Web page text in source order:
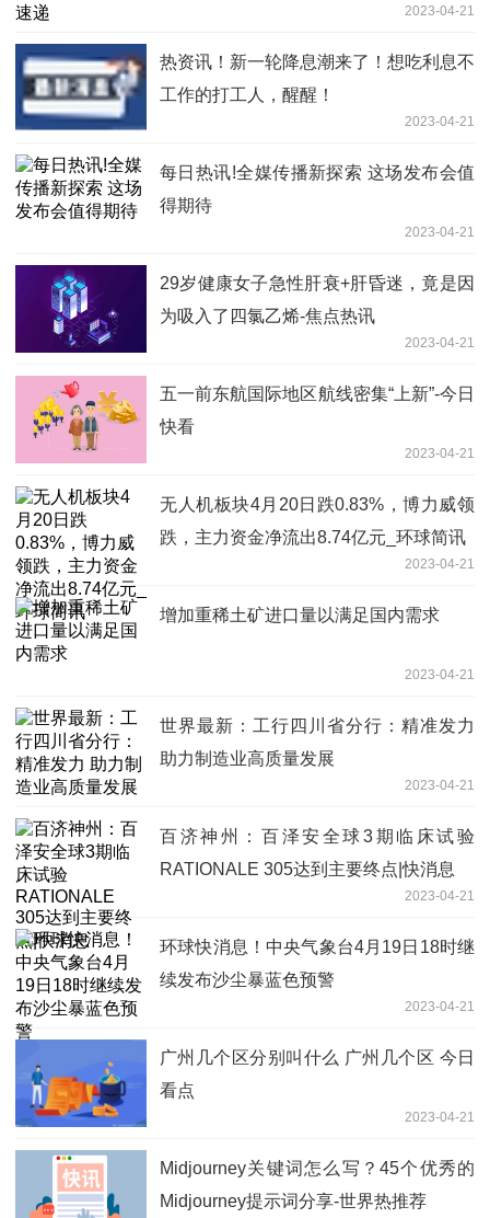
2023-04-21
热资讯！新一轮降息潮来了！想吃利息不
工作的打工人，醒醒！
2023-04-21
每日热讯!全媒传播新探索 这场发布会值
得期待
2023-04-21
29岁健康女子急性肝衰+肝昏迷，竟是因
为吸入了四氯乙烯-焦点热讯
2023-04-21
五一前东航国际地区航线密集“上新”-今日
快看
2023-04-21
无人机板块4月20日跌0.83%，博力威领
跌，主力资金净流出8.74亿元_环球简讯
2023-04-21
增加重稀土矿进口量以满足国内需求
2023-04-21
世界最新：工行四川省分行：精准发力
助力制造业高质量发展
2023-04-21
百济神州：百泽安全球3期临床试验
RATIONALE 305达到主要终点|快消息
2023-04-21
环球快消息！中央气象台4月19日18时继
续发布沙尘暴蓝色预警
2023-04-21
广州几个区分别叫什么 广州几个区 今日
看点
2023-04-21
Midjourney关键词怎么写？45个优秀的
Midjourney提示词分享-世界热推荐